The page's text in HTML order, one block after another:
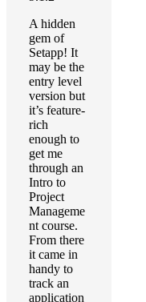
A hidden
gem of
Setapp! It
may be the
entry level
version but
it’s feature-
rich
enough to
get me
through an
Intro to
Project
Manageme
nt course.
From there
it came in
handy to
track an
application